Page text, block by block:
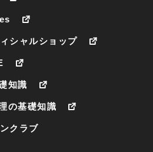
シャルショップ
知識
の基礎知識
クラブ